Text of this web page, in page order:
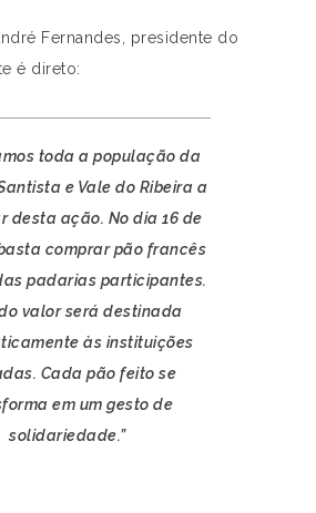
Fernandes, presidente do
é direto:
toda a população da
e Vale do Ribeira a
desta ação. No dia 16 de
comprar pão francês
padarias participantes.
valor será destinada
às instituições
Cada pão feito se
em um gesto de
solidariedade.”